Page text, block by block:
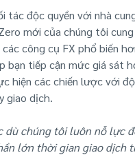
tác độc quyền với nhà
mới của chúng tôi
công cụ FX phổ biến
bạn tiếp cận mức giá sát
hiện các chiến lược với độ
giao dịch.
dù chúng tôi luôn nỗ lực
lớn thời gian giao dịch